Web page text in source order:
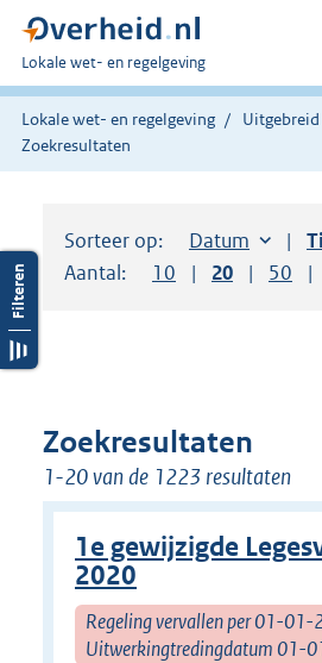
U
bent
hier:
Lokale wet- en regelgeving
Lokale wet- en regelgeving
Uitgebreid
Zoekresultaten
Sorteer op: Sorteer op:
Datum
Aantal:
Toon
10 resultaten per
Toon
20 Toon
50
Zoekresultaten
1-20 van de 1223 resultaten
1e gewijzigde
2020
Regeling vervallen per 01-01-
Uitwerkingtredingdatum 01-